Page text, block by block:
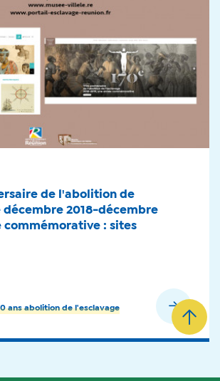
ans abolition de l'esclavage
de l'abolition de
décembre 2018-décembre
commémorative : sites
En savoir plus